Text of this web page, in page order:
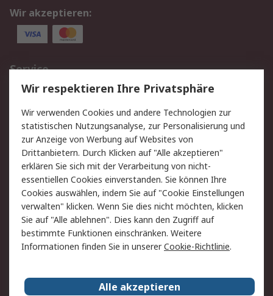
Wir akzeptieren:
Service
Value Added Services
Lieferlösungen
Rücksendungen
Kontakt
Hilfe
Rechtliches
AGB
Datenschutz
Cookie-Richtlinie
Zahlungsbedingungen
Copyright/Impressum
Über RS
Karriere bei RS
Nachhaltigkeit
Wir respektieren Ihre Privatsphäre
Wir verwenden Cookies und andere Technologien zur
statistischen Nutzungsanalyse, zur Personalisierung und
zur Anzeige von Werbung auf Websites von
Drittanbietern. Durch Klicken auf "Alle akzeptieren"
erklären Sie sich mit der Verarbeitung von nicht-
essentiellen Cookies einverstanden. Sie können Ihre
Cookies auswählen, indem Sie auf "Cookie Einstellungen
verwalten" klicken. Wenn Sie dies nicht möchten, klicken
Sie auf "Alle ablehnen". Dies kann den Zugriff auf
bestimmte Funktionen einschränken. Weitere
Informationen finden Sie in unsererCookie-Richtlinie.
Alle akzeptieren